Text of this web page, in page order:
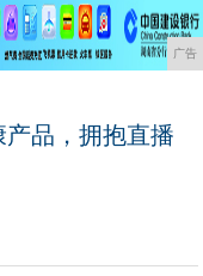
广告
品，拥抱直播